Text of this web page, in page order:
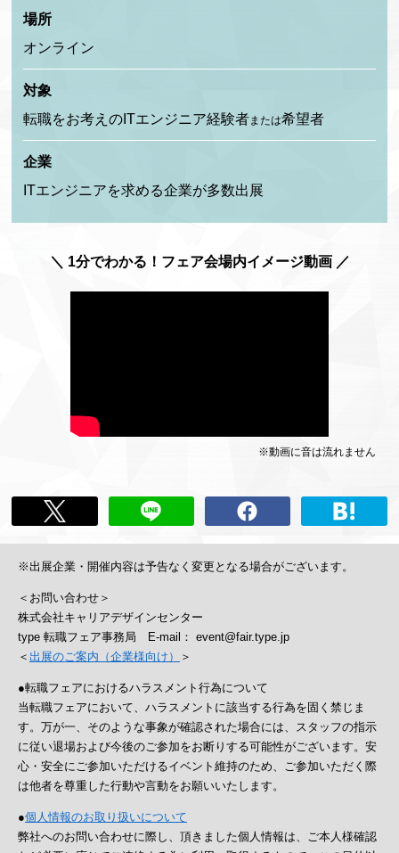
場所
オンライン
対象
転職をお考えのITエンジニア経験者または希望者
企業
ITエンジニアを求める企業が多数出展
＼ 1分でわかる！フェア会場内イメージ動画 ／
※動画に音は流れません
※出展企業・開催内容は予告なく変更となる場合がございます。
＜お問い合わせ＞
株式会社キャリアデザインセンター
type 転職フェア事務局 E-mail： event@fair.type.jp
＜ 出展のご案内（企業様向け） ＞
●転職フェアにおけるハラスメント行為について
当転職フェアにおいて、ハラスメントに該当する行為を固く禁じま
す。万が一、そのような事象が確認された場合には、スタッフの指示
に従い退場および今後のご参加をお断りする可能性がございます。安
心・安全にご参加いただけるイベント維持のため、ご参加いただく際
は他者を尊重した行動や言動をお願いいたします。
●個人情報のお取り扱いについて
弊社へのお問い合わせに際し、頂きました個人情報は、ご本人様確認